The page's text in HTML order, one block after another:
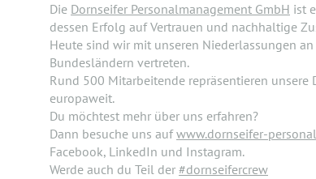
Die Dornseifer Personalmanagement GmbH ist
dessen Erfolg auf Vertrauen und nachhaltige
Heute sind wir mit unseren Niederlassungen
Bundesländern vertreten.
Rund 500 Mitarbeitende repräsentieren
europaweit.
Du möchtest mehr über uns erfahren?
Dann besuche uns aufwww.dornseifer-
Facebook, LinkedIn und Instagram.
Werde auch du Teil der #dornseifercrew